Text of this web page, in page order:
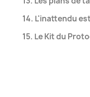
14. L'inattendu
15. Le Kit du